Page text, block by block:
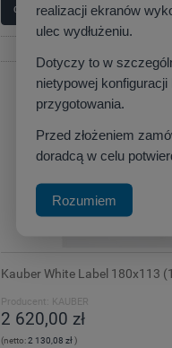
do koszyka
Kauber White Label 180x113
Producent: KAUBER
2 620,00 zł
(netto:2 130,08 zł)
realizacji ekranów
ulec wydłużeniu.
Dotyczy to w
nietypowej
przygotowania.
Przed złożeniem
doradcą w celu
Rozumiem